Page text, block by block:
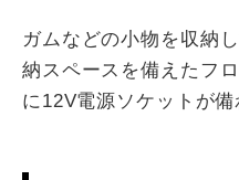
ガムなどの小物を収納
納スペースを備えたフ
に12V電源ソケットが備